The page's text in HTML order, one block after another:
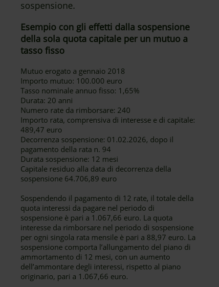
sospensione.
Esempio con gli effetti dalla sospensione
della sola quota capitale per un mutuo a
tasso fisso
Mutuo erogato a gennaio 2018
Importo mutuo: 100.000 euro
Tasso nominale annuo fisso: 1,65%
Durata: 20 anni
Numero rate da rimborsare: 240
Importo rata, comprensiva di interesse e di capitale:
489,47 euro
Decorrenza sospensione: 01.02.2026, dopo il
pagamento della rata n. 94
Durata sospensione: 12 mesi
Capitale residuo alla data di decorrenza della
sospensione 64.706,89 euro
Sospendendo il pagamento di 12 rate, il totale della
quota interessi da pagare nel periodo di
sospensione è pari a 1.067,66 euro. La quota
interesse da rimborsare nel periodo di sospensione
per ogni singola rata mensile è pari a 88,97 euro. La
sospensione comporta l’allungamento del piano di
ammortamento di 12 mesi, con un aumento
dell’ammontare degli interessi, rispetto al piano
originario, pari a 1.067,66 euro.